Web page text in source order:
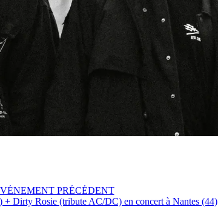
PRÉCÉDENT
+ Dirty Rosie (tribute AC/DC) en concert à Nantes (44)